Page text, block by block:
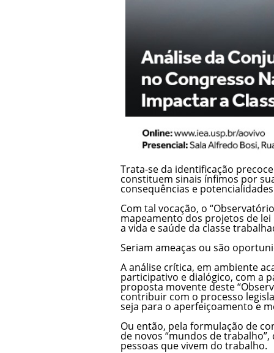
Trata-se da identificação
constituem sinais ínfimos por
consequências e
Com tal vocação, o
mapeamento dos projetos de
a vida e saúde da classe
Seriam ameaças ou são
A análise crítica, em ambiente
participativo e dialógico, com a
proposta movente deste
contribuir com o processo
seja para o aperfeiçoamento e
Ou então, pela formulação de
de novos “mundos de
pessoas que vivem do trabalho.